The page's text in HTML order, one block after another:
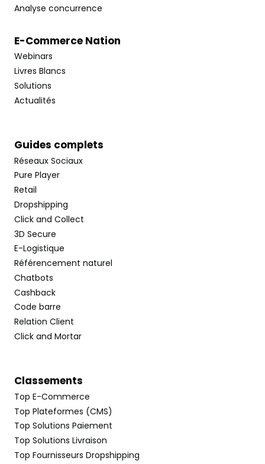
Analyse concurrence
E-Commerce Nation
Webinars
Livres Blancs
Solutions
Actualités
Guides complets
Réseaux Sociaux
Pure Player
Retail
Dropshipping
Click and Collect
3D Secure
E-Logistique
Référencement naturel
Chatbots
Cashback
Code barre
Relation Client
Click and Mortar
Classements
Top E-Commerce
Top Plateformes (CMS)
Top Solutions Paiement
Top Solutions Livraison
Top Fournisseurs Dropshipping